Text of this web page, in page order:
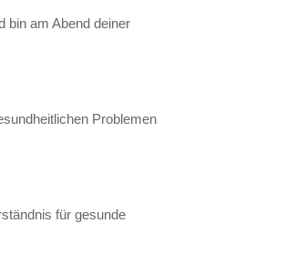
bin am Abend deiner
Problemen
für gesunde